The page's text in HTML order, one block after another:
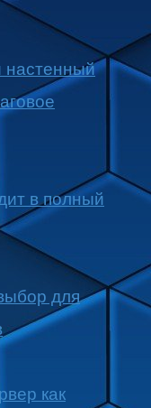
настенный
в полный
для
как